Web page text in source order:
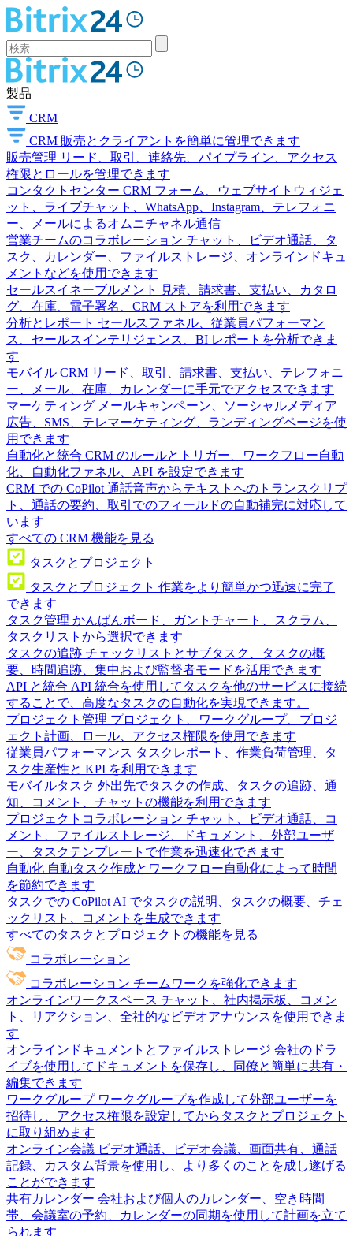
製品
CRM
CRM 販売とクライアントを簡単に管理できます
販売管理 リード、取引、連絡先、パイプライン、アクセス
権限とロールを管理できます
コンタクトセンター CRM フォーム、ウェブサイトウィジェ
ット、ライブチャット、WhatsApp、Instagram、テレフォニ
ー、メールによるオムニチャネル通信
営業チームのコラボレーション チャット、ビデオ通話、タ
スク、カレンダー、ファイルストレージ、オンラインドキュ
メントなどを使用できます
セールスイネーブルメント
見積、請求書、支払い、カタロ
グ、在庫、電子署名、CRM ストアを利用できます
分析とレポート セールスファネル、従業員パフォーマン
ス、セールスインテリジェンス、BI レポートを分析できま
す
モバイル CRM リード、取引、請求書、支払い、テレフォニ
ー、メール、在庫、カレンダーに手元でアクセスできます
マーケティング メールキャンペーン、ソーシャルメディア
広告、SMS、テレマーケティング、ランディングページを使
用できます
自動化と統合 CRM のルールとトリガー、ワークフロー自動
化、自動化ファネル、API を設定できます
CRM での CoPilot 通話音声からテキストへのトランスクリプ
ト、通話の要約、取引でのフィールドの自動補完に対応して
います
すべての CRM 機能を見る
タスクとプロジェクト
タスクとプロジェクト 作業をより簡単かつ迅速に完了
できます
タスク管理 かんばんボード、ガントチャート、スクラム、
タスクリストから選択できます
タスクの追跡 チェックリストとサブタスク、タスクの概
要、時間追跡、集中および監督者モードを活用できます
API と統合 API 統合を使用してタスクを他のサービスに接続
することで、高度なタスクの自動化を実現できます。
プロジェクト管理 プロジェクト、ワークグループ、プロジ
ェクト計画、ロール、アクセス権限を使用できます
従業員パフォーマンス タスクレポート、作業負荷管理、タ
スク生産性と KPI を利用できます
モバイルタスク 外出先でタスクの作成、タスクの追跡、通
知、コメント、チャットの機能を利用できます
プロジェクトコラボレーション チャット、ビデオ通話、コ
メント、ファイルストレージ、ドキュメント、外部ユーザ
ー、タスクテンプレートで作業を迅速化できます
自動化 自動タスク作成とワークフロー自動化によって時間
を節約できます
タスクでの CoPilot AI でタスクの説明、タスクの概要、チェ
ックリスト、コメントを生成できます
すべてのタスクとプロジェクトの機能を見る
コラボレーション
コラボレーション チームワークを強化できます
オンラインワークスペース チャット、社内掲示板、コメン
ト、リアクション、全社的なビデオアナウンスを使用できま
す
オンラインドキュメントとファイルストレージ 会社のドラ
イブを使用してドキュメントを保存し、同僚と簡単に共有・
編集できます
ワークグループ ワークグループを作成して外部ユーザーを
招待し、アクセス権限を設定してからタスクとプロジェクト
に取り組めます
オンライン会議 ビデオ通話、ビデオ会議、画面共有、通話
記録、カスタム背景を使用し、より多くのことを成し遂げる
ことができます
共有カレンダー 会社および個人のカレンダー、空き時間
帯、会議室の予約、カレンダーの同期を使用して計画を立て
られます